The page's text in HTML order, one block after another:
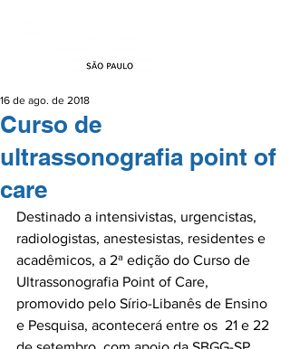
Curso de
ultrassonografia point of
care
16 de ago. de 2018
Destinado a intensivistas, urgencistas,
radiologistas, anestesistas, residentes e
acadêmicos, a 2ª edição do Curso de
Ultrassonografia Point of Care,
promovido pelo Sírio-Libanês de Ensino
e Pesquisa, acontecerá entre os  21 e 22